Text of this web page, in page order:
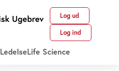
Log ud
Log ind
LedelseLife Science